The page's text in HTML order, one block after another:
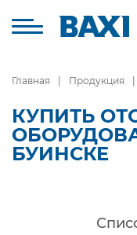
Главная Продукция
КУПИТЬ
БУИНСКЕ